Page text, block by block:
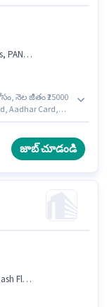
GST, TDS
నెల జీతం ₹25000
Aadhar Card,
TDS ఉండాలి.
కలిగి ఉండాలి. ఈ
జాబ్ చూడండి
Sales Tax